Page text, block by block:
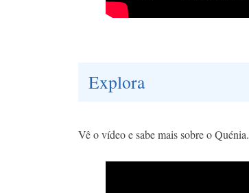
Explora
Vê o vídeo e sabe mais sobre o Quénia.